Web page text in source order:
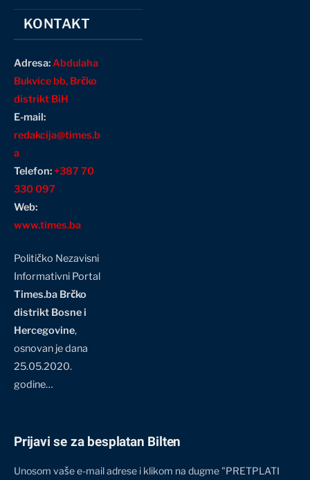
KONTAKT
Adresa:Abdulaha
Bukvice bb, Brčko
distrikt BiH
E-mail:
redakcija@times.b
a
Telefon:+387 70
330 097
Web:
www.times.ba
Političko Nezavisni
Informativni Portal
Times.ba Brčko
distrikt Bosne i
Hercegovine,
osnovan je dana
25.05.2020.
godine…
Prijavi se za besplatan Bilten
Unosom vaše e-mail adrese i klikom na dugme "PRETPLATI